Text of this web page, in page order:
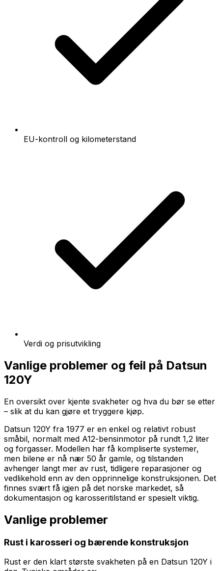
EU-kontroll og kilometerstand
Verdi og prisutvikling
Vanlige problemer og feil på Datsun
120Y
En oversikt over kjente svakheter og hva du bør se etter
– slik at du kan gjøre et tryggere kjøp.
Datsun 120Y fra 1977 er en enkel og relativt robust
småbil, normalt med A12-bensinmotor på rundt 1,2 liter
og forgasser. Modellen har få kompliserte systemer,
men bilene er nå nær 50 år gamle, og tilstanden
avhenger langt mer av rust, tidligere reparasjoner og
vedlikehold enn av den opprinnelige konstruksjonen. Det
finnes svært få igjen på det norske markedet, så
dokumentasjon og karosseritilstand er spesielt viktig.
Vanlige problemer
Rust i karosseri og bærende konstruksjon
Rust er den klart største svakheten på en Datsun 120Y i